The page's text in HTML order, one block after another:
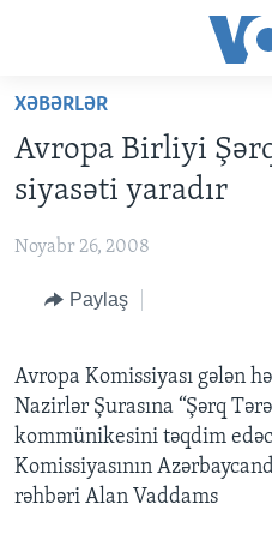
Skip
main
content
Skip
to
Navigation
Search
PROQRAMLAR
DÜNYAYA BAXIŞ
FAKTLAR NƏ DEYIR?
AZƏRBAYCAN
DÜNYA
UKRAYNA BÖHRANI
ABŞ
VIDEOLAR
MEDIA AZADLIĞI
BAŞ MƏQALƏ
XƏBƏRLƏR
Avropa Birliyi
siyasəti yaradır
Noyabr 26, 2008
Paylaş
Avropa Komissiyası gələn
Nazirlər Şurasına “Şərq
kommünikesini təqdim
Komissiyasının
rəhbəri Alan Vaddams